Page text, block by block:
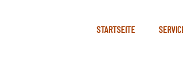
STARTSEITE